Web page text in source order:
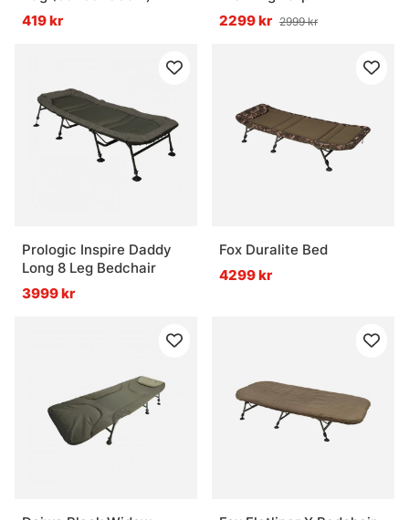
419 kr
2299 kr 2999 kr
Prologic Inspire Daddy
Long 8 Leg Bedchair
3999 kr
Fox Duralite Bed
4299 kr